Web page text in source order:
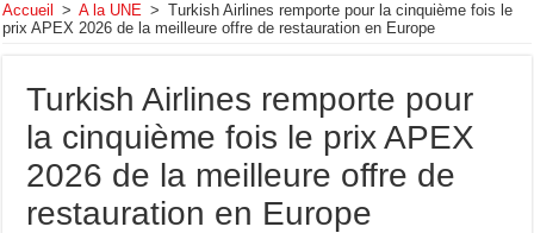
Accueil > A la UNE > Turkish Airlines remporte pour la cinquième fois le
prix APEX 2026 de la meilleure offre de restauration en Europe
Turkish Airlines remporte pour
la cinquième fois le prix APEX
2026 de la meilleure offre de
restauration en Europe